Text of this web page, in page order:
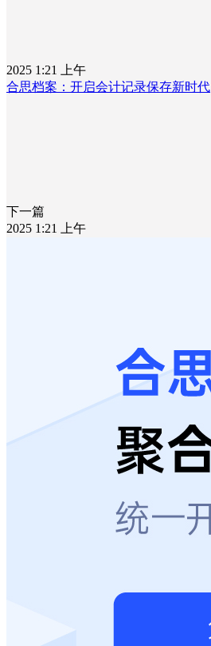
2025 1:21 上午
合思档案：开启会计记录保存新时代
下一篇
2025 1:21 上午